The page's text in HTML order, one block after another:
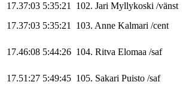
17.37:03 5:35:21 102. Jari Myllykoski /vänst
17.37:03 5:35:21 103. Anne Kalmari /cent
17.46:08 5:44:26 104. Ritva Elomaa /saf
17.51:27 5:49:45 105. Sakari Puisto /saf